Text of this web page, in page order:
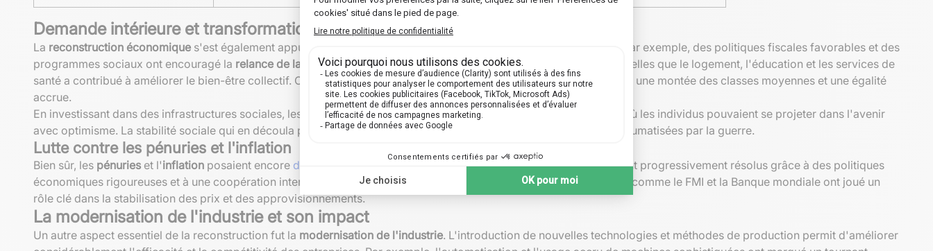
Demande intérieure et transformation sociale
La reconstruction économique s'est également appuyée sur des stratégies visant à stimuler la
. Par exemple, des politiques fiscales favorables et des
programmes sociaux ont encouragé la relance de la consommation. Le développement d'infrastructures publiques telles que le logement, l'éducation et les services de
santé a contribué à améliorer le bien-être collectif. Cela engendra unetransformation sociale profonde, marquée par une montée des classes moyennes et une égalité
accrue.
En investissant dans des infrastructures sociales, les gouvernements ont réussi à créer un cadre stable et prospère où les individus pouvaient se projeter dans l'avenir
avec optimisme. La stabilité sociale qui en découla permit une meilleure intégration des populations déplacées et traumatisées par la guerre.
Lutte contre les pénuries et l'inflation
Bien sûr, les pénuries et l'inflation posaient encore des défis majeurs au lendemain de la guerre. Ces problèmes furent progressivement résolus grâce à des politiques
économiques rigoureuses et à une coopération internationale renforcée. Les accords multilatéraux et les institutions comme le FMI et la Banque mondiale ont joué un
rôle clé dans la stabilisation des prix et des approvisionnements.
La modernisation de l'industrie et son impact
Un autre aspect essentiel de la reconstruction fut la modernisation de l'industrie. L'introduction de nouvelles technologies et méthodes de production permit d'améliorer